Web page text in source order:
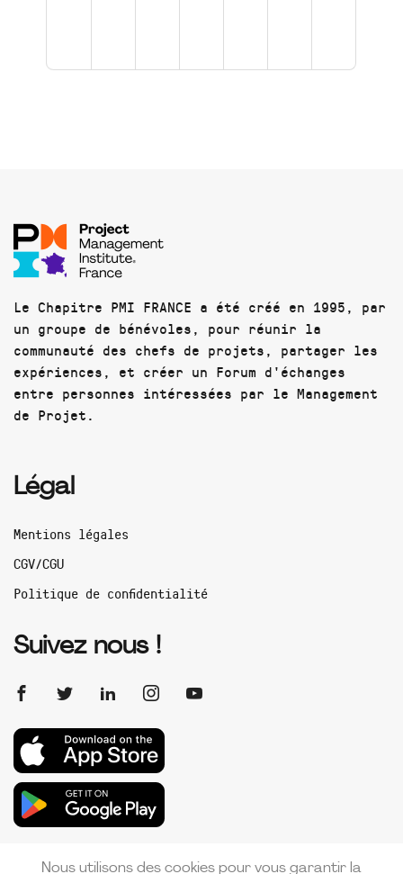
Le Chapitre PMI FRANCE a été créé en 1995, par
un groupe de bénévoles, pour réunir la
communauté des chefs de projets, partager les
expériences, et créer un Forum d'échanges
entre personnes intéressées par le Management
de Projet.
Légal
Mentions légales
CGV/CGU
Politique de confidentialité
Suivez nous !
Nous utilisons des cookies pour vous garantir la